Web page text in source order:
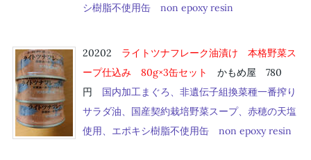
シ樹脂不使用缶 non epoxy resin
20202 ライトツナフレーク油漬け 本格野菜ス
ープ仕込み80g×3缶セット
かもめ屋 780
円 国内加工まぐろ、非遺伝子組換菜種一番搾り
サラダ油、国産契約栽培野菜スープ、赤穂の天塩
使用、エポキシ樹脂不使用缶 non epoxy resin